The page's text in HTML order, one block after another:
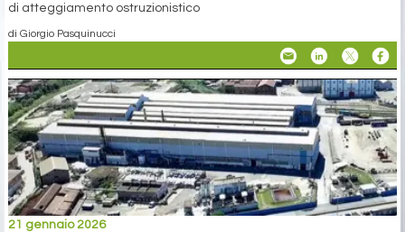
di atteggiamento ostruzionistico
di Giorgio Pasquinucci
21 gennaio 2026